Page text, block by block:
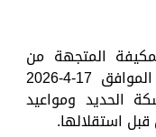
المتجهة من
القاهرة للمحافظات اليوم الجمعة الموافق 17-4-2026
الحديد ومواعيد
استقلالها.